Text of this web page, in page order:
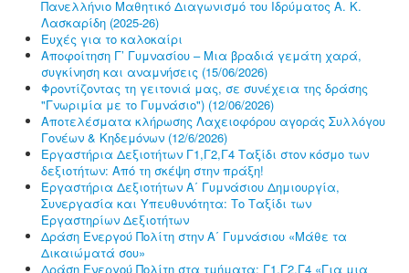
Πανελλήνιο Μαθητικό Διαγωνισμό του Ιδρύματος Α. Κ.
Λασκαρίδη (2025-26)
Ευχές για το καλοκαίρι
Αποφοίτηση Γ’ Γυμνασίου – Μια βραδιά γεμάτη χαρά,
συγκίνηση και αναμνήσεις (15/06/2026)
Φροντίζοντας τη γειτονιά μας, σε συνέχεια της δράσης
"Γνωριμία με το Γυμνάσιο") (12/06/2026)
Αποτελέσματα κλήρωσης Λαχειοφόρου αγοράς Συλλόγου
Γονέων & Κηδεμόνων (12/6/2026)
Εργαστήρια Δεξιοτήτων Γ1,Γ2,Γ4 Ταξίδι στον κόσμο των
δεξιοτήτων: Από τη σκέψη στην πράξη!
Εργαστήρια Δεξιοτήτων Α΄ Γυμνάσιου Δημιουργία,
Συνεργασία και Υπευθυνότητα: Το Ταξίδι των
Εργαστηρίων Δεξιοτήτων
Δράση Ενεργού Πολίτη στην Α΄ Γυμνάσιου «Μάθε τα
Δικαιώματά σου»
Δράση Ενεργού Πολίτη στα τμήματα: Γ1,Γ2,Γ4 «Για μια